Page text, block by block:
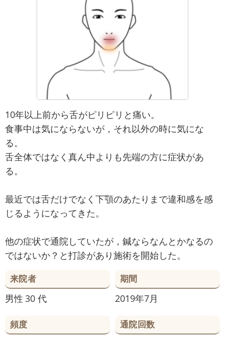
10年以上前から舌がピリピリと痛い。
食事中は気にならないが，それ以外の時に気にな
る。
舌全体ではなく真ん中よりも先端の方に症状があ
る。
最近では舌だけでなく下顎のあたりまで違和感を感
じるようになってきた。
他の症状で通院していたが，鍼ならなんとかなるの
ではないか？と打診があり施術を開始した。
来院者
男性 30 代
期間
2019年7月
頻度 通院回数